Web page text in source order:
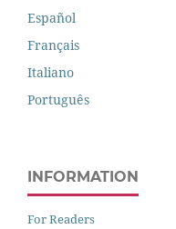
Español
Français
Italiano
Português
INFORMATION
For Readers